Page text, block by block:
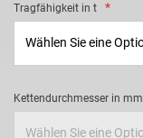
Tragfähigkeit in t
Kettendurchmesser in mm